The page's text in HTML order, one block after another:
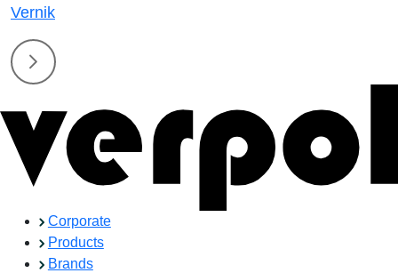
Vernik
Corporate
Products
Brands